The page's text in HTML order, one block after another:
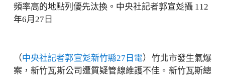
頻率高的地點列優先汰換。中央社記者郭宣彣攝 112
年6月27日
（中央社記者郭宣彣新竹縣27日電）竹北市發生氣爆
案，新竹瓦斯公司遭質疑管線維護不佳。新竹瓦斯總